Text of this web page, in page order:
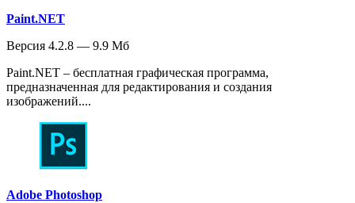
Paint.NET
Версия 4.2.8 — 9.9 Мб
Paint.NET – бесплатная графическая программа,
предназначенная для редактирования и создания
изображений....
Adobe Photoshop